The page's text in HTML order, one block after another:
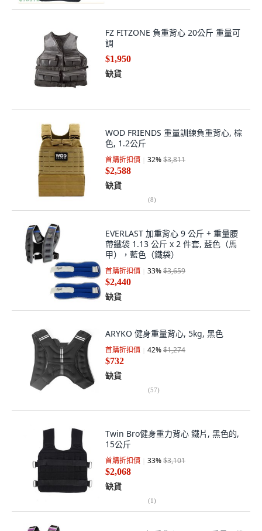
FZ FITZONE 負重背心 20公斤 重量可
調
$1,950
缺貨
WOD FRIENDS 重量訓練負重背心, 棕
色, 1.2公斤
首購折扣價 32%$3,811
$2,588
缺貨
(8)
EVERLAST 加重背心 9 公斤 + 重量腰
帶鐵袋 1.13 公斤 x 2 件套, 藍色（馬
甲），藍色（鐵袋）
首購折扣價 33%$3,659
$2,440
缺貨
ARYKO 健身重量背心, 5kg, 黑色
首購折扣價 42%$1,274
$732
缺貨
(57)
Twin Bro健身重力背心 鐵片, 黑色的,
15公斤
首購折扣價 33%$3,101
$2,068
缺貨
(1)